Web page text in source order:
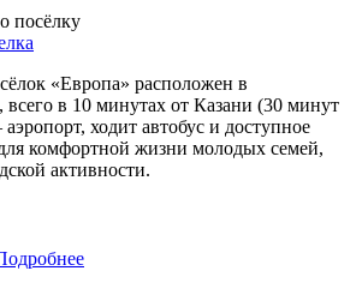
посёлку
«Европа» расположен в
в 10 минутах от Казани (30 минут
ходит автобус и доступное
комфортной жизни молодых семей,
активности.